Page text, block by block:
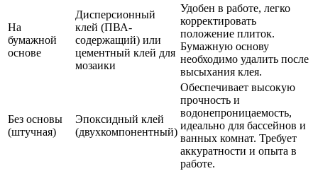
На
бумажной
основе
Дисперсионный
клей (ПВА-
содержащий) или
цементный клей для
мозаики
Удобен в работе, легко
корректировать
положение плиток.
Бумажную основу
необходимо удалить после
высыхания клея.
Без основы
(штучная)
Эпоксидный клей
(двухкомпонентный)
Обеспечивает высокую
прочность и
водонепроницаемость,
идеально для бассейнов и
ванных комнат. Требует
аккуратности и опыта в
работе.